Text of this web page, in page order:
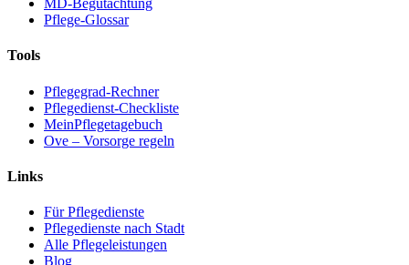
MD-Begutachtung
Pflege-Glossar
Tools
Pflegegrad-Rechner
Pflegedienst-Checkliste
MeinPflegetagebuch
Ove – Vorsorge regeln
Links
Für Pflegedienste
Pflegedienste nach Stadt
Alle Pflegeleistungen
Blog